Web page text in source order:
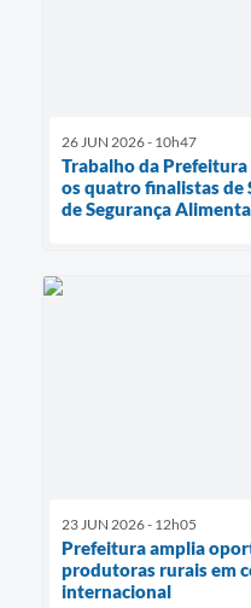
26 JUN 2026 - 10h47
Trabalho da
os quatro finalistas
de Segurança
23 JUN 2026 - 12h05
Prefeitura amplia
produtoras rurais em
internacional